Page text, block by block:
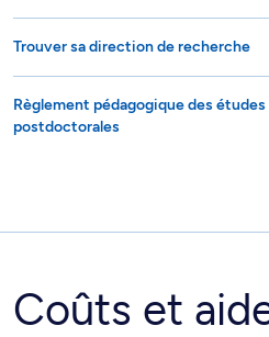
Trouver sa direction de recherche
Règlement pédagogique des
postdoctorales
Coûts et